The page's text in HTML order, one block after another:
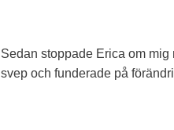
Sedan stoppade Erica om
svep och funderade på